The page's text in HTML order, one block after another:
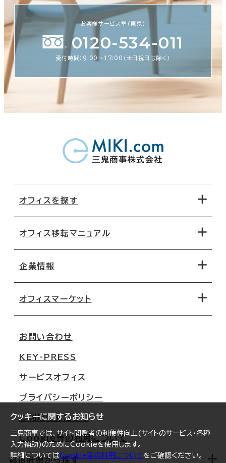
クッキーに関するお知らせ
三鬼商事では、サイト閲覧者の利便性向上(サイトのサービス・各種
入力補助)のためにCookieを使用します。
詳細についてはCookie等の利用についてをご確認ください。
お客様サービス室（東京）
0120-534-011
受付時間：9:00〜17:00（土日祝日は除く）
オフィスを探す
地図から探す
路線・駅から探す
オフィス移転マニュアル
移転コストシミュレーション
移転スケジュール
オフィス移転Q&A
企業情報
オフィスマーケット
大阪
名古屋
札幌
仙台
横浜
福岡
お問い合わせ
KEY-PRESS
サービスオフィス
プライバシーポリシー
ご利用にあたって
Cookie等の利用について
都道府県から探す